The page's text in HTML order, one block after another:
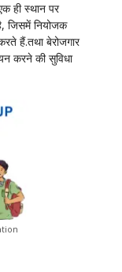
एक ही स्थान पर
जिसमें नियोजक
हैं.तथा बेरोजगार
करने की सुविधा